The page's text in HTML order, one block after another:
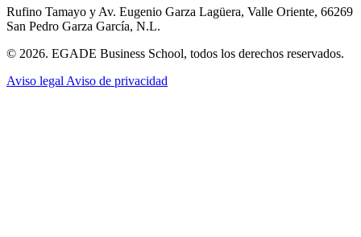
Rufino Tamayo y Av. Eugenio Garza Lagüera, Valle Oriente, 66269
San Pedro Garza García, N.L.
© 2026. EGADE Business School, todos los derechos reservados.
Aviso legal Aviso de privacidad